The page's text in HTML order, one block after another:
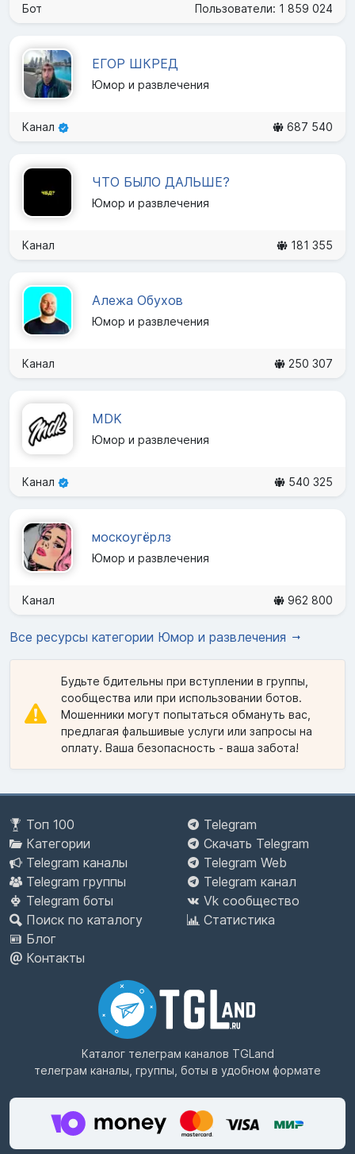
Бот Пользователи: 1 859 024
ЕГОР ШКРЕД
Юмор и развлечения
Канал 687 540
ЧТО БЫЛО ДАЛЬШЕ?
Юмор и развлечения
Канал 181 355
Алежа Обухов
Юмор и развлечения
Канал 250 307
MDK
Юмор и развлечения
Канал 540 325
москоугёрлз
Юмор и развлечения
Канал 962 800
Все ресурсы категории Юмор и развлечения
Будьте бдительны при вступлении в группы,
сообщества или при использовании ботов.
Мошенники могут попытаться обмануть вас,
предлагая фальшивые услуги или запросы на
оплату. Ваша безопасность - ваша забота!
Топ 100
Категории
Telegram каналы
Telegram группы
Telegram боты
Поиск по каталогу
Блог
Контакты
Telegram
Скачать Telegram
Telegram Web
Telegram канал
Vk сообщество
Статистика
Каталог телеграм каналов TGLand
телеграм каналы, группы, боты в удобном формате